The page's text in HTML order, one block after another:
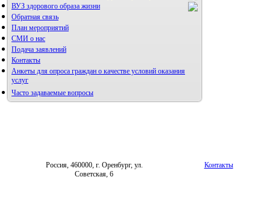
рецензирования и опубликования
научных статей
ВУЗ здорового образа жизни
Фотогалерея
Обратная связь
План мероприятий
СМИ о нас
Подача заявлений
Контакты
Анкеты для опроса граждан о качестве условий оказания
услуг
Часто задаваемые вопросы
Россия, 460000, г. Оренбург, ул.
Советская, 6
Контакты